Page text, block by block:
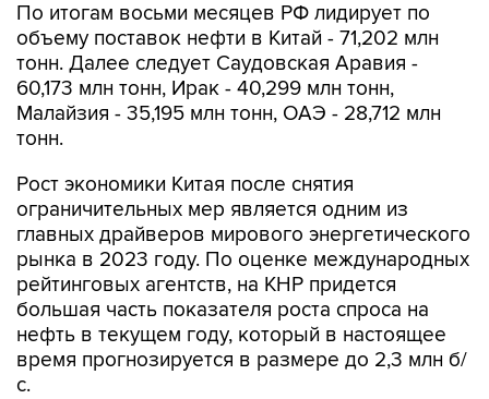
По итогам восьми месяцев РФ лидирует по
объему поставок нефти в Китай - 71,202 млн
тонн. Далее следует Саудовская Аравия -
60,173 млн тонн, Ирак - 40,299 млн тонн,
Малайзия - 35,195 млн тонн, ОАЭ - 28,712 млн
тонн.
Рост экономики Китая после снятия
ограничительных мер является одним из
главных драйверов мирового энергетического
рынка в 2023 году. По оценке международных
рейтинговых агентств, на КНР придется
большая часть показателя роста спроса на
нефть в текущем году, который в настоящее
время прогнозируется в размере до 2,3 млн б/
с.